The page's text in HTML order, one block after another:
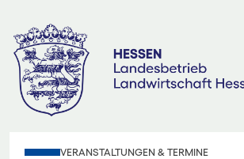
Inhalt
springen
VERANSTALTUNGEN & TERMINE